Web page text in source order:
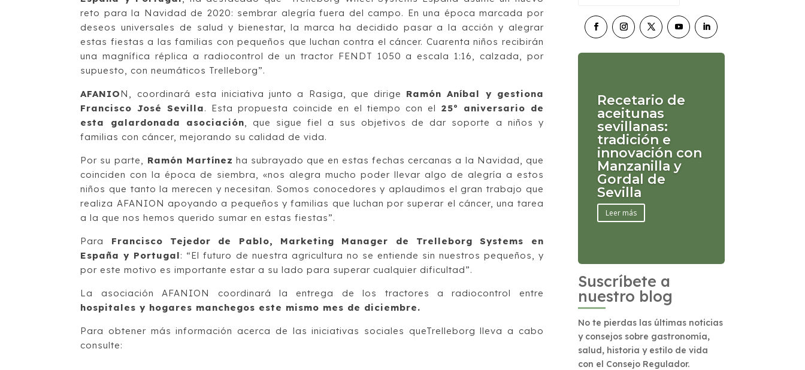
reto para la Navidad de 2020: sembrar alegría fuera del campo. En una época marcada por
deseos universales de salud y bienestar, la marca ha decidido pasar a la acción y alegrar
estas fiestas a las familias con pequeños que luchan contra el cáncer. Cuarenta niños recibirán
una magnífica réplica a radiocontrol de un tractor FENDT 1050 a escala 1:16, calzada, por
supuesto, con neumáticos Trelleborg”.
AFANION, coordinará esta iniciativa junto a Rasiga, que dirige Ramón Aníbal y gestiona
Francisco José Sevilla. Esta propuesta coincide en el tiempo con el 25º aniversario de
esta galardonada asociación , que sigue fiel a sus objetivos de dar soporte a niños y
familias con cáncer, mejorando su calidad de vida.
Por su parte, Ramón Martínez ha subrayado que en estas fechas cercanas a la Navidad, que
coinciden con la época de siembra, «nos alegra mucho poder llevar algo de alegría a estos
niños que tanto la merecen y necesitan. Somos conocedores y aplaudimos el gran trabajo que
realiza AFANION apoyando a pequeños y familias que luchan por superar el cáncer, una tarea
a la que nos hemos querido sumar en estas fiestas”.
Para
Francisco Tejedor de Pablo, Marketing Manager de Trelleborg Systems en
España y Portugal: “El futuro de nuestra agricultura no se entiende sin nuestros pequeños, y
por este motivo es importante estar a su lado para superar cualquier dificultad”.
La asociación AFANION coordinará la entrega de los tractores a radiocontrol entre
hospitales y hogares manchegos este mismo mes de diciembre.
Para obtener más información acerca de las iniciativas sociales queTrelleborg lleva a cabo
consulte:
Recetario de
aceitunas
sevillanas:
tradición e
innovación con
Manzanilla y
Gordal de
Sevilla
Leer más
Suscríbete a
nuestro blog
No te pierdas las últimas noticias
y consejos sobre gastronomía,
salud, historia y estilo de vida
con el Consejo Regulador.